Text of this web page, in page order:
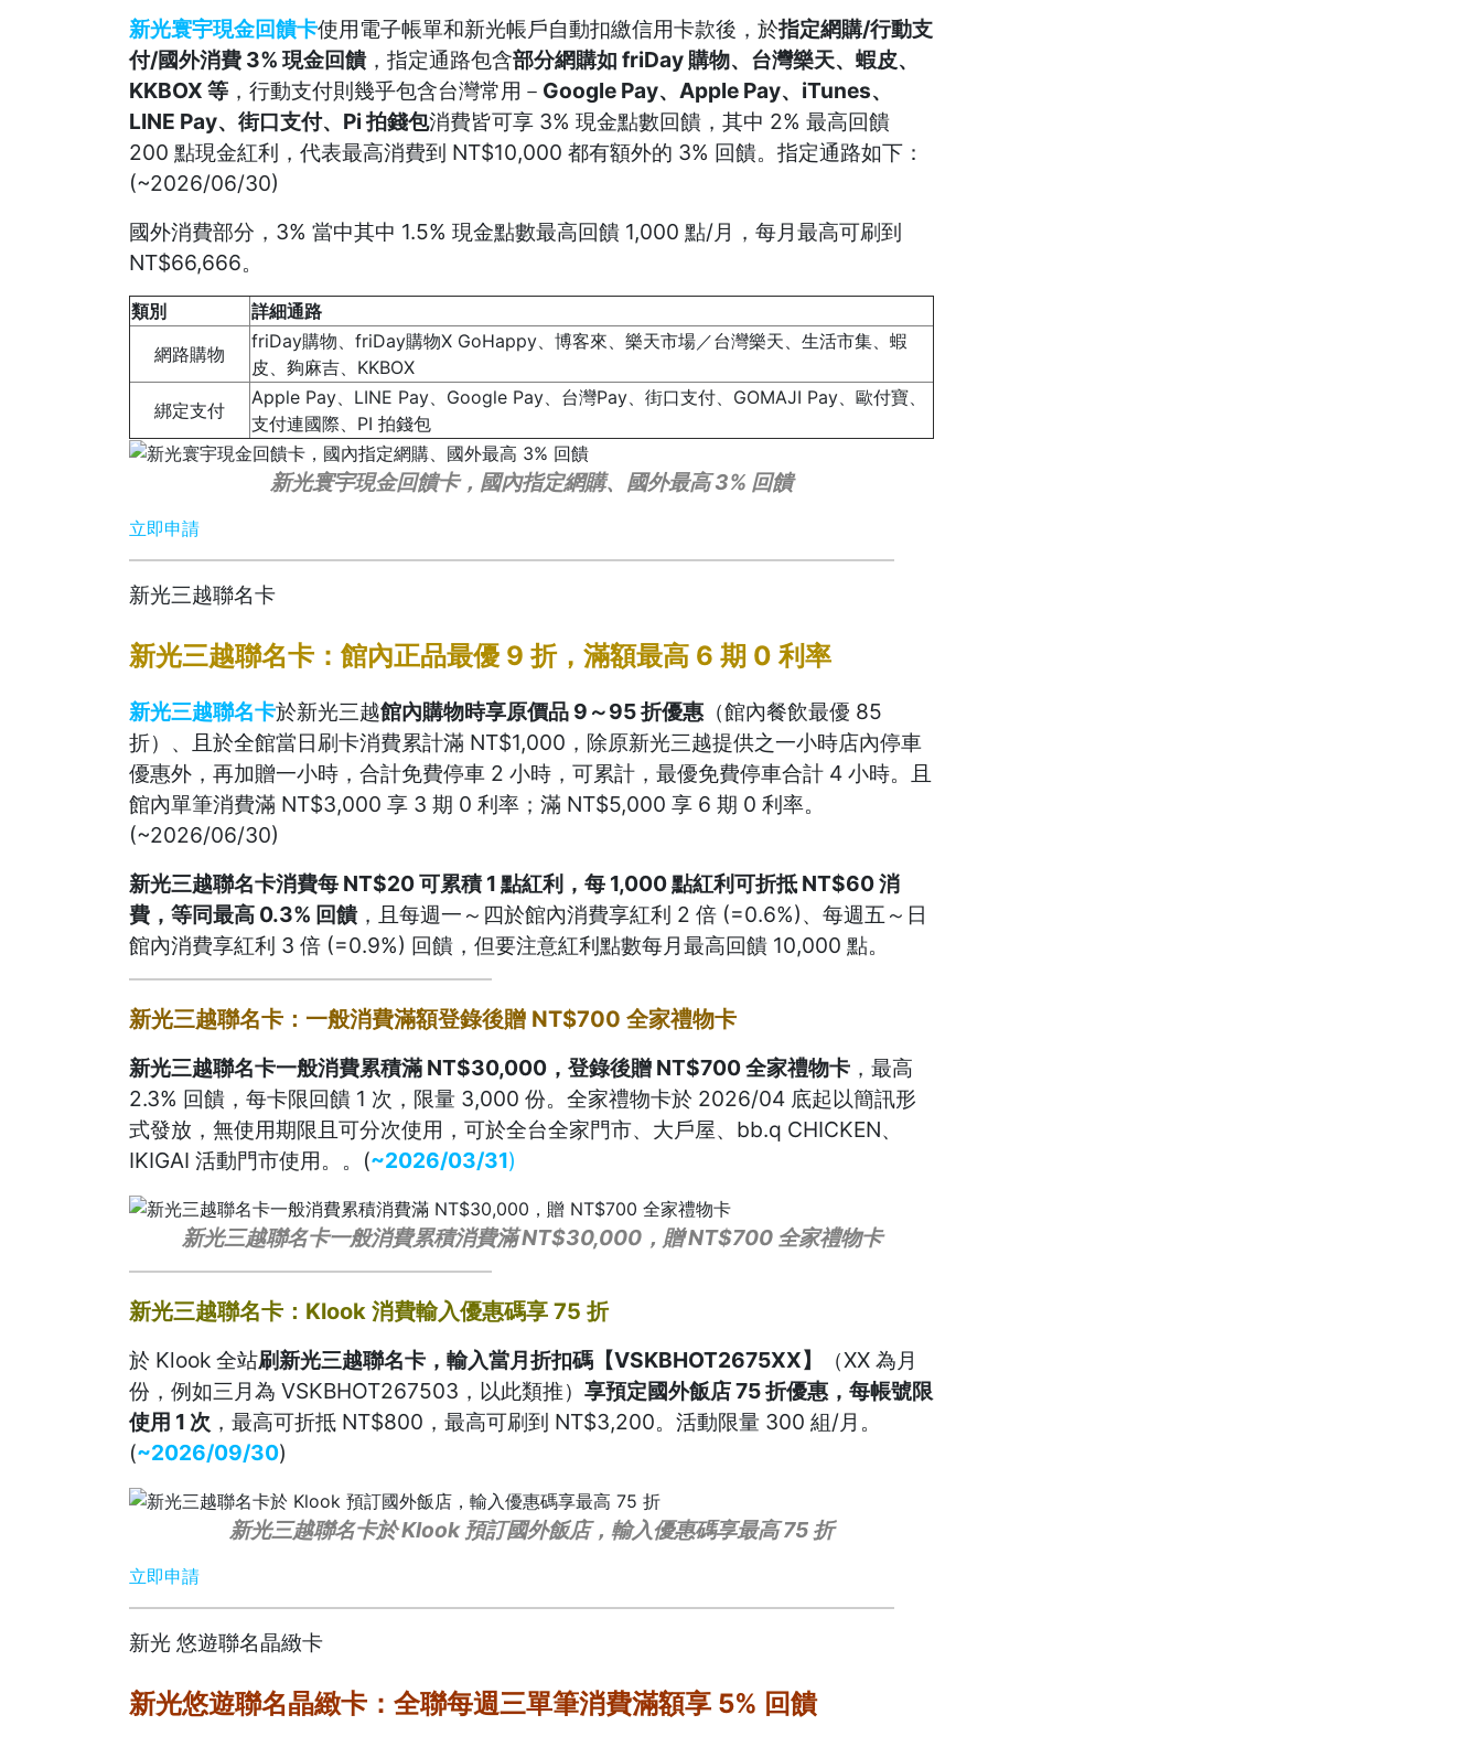
新光寰宇現金回饋卡使用電子帳單和新光帳戶自動扣繳信用卡款後，於指定網購/行動支
付/國外消費 3% 現金回饋，指定通路包含部分網購如 friDay 購物、台灣樂天、蝦皮、
KKBOX 等 ，行動支付則幾乎包含台灣常用－ Google Pay、Apple Pay、iTunes、
LINE Pay、街口支付、Pi 拍錢包消費皆可享 3% 現金點數回饋，其中 2% 最高回饋
200 點現金紅利，代表最高消費到 NT$10,000 都有額外的 3% 回饋。指定通路如下：
(~2026/06/30)
國外消費部分，3% 當中其中 1.5% 現金點數最高回饋 1,000 點/月，每月最高可刷到
NT$66,666。
類別
詳細通路
網路購物
friDay購物、friDay購物X GoHappy、博客來、樂天市場／台灣樂天、生活市集、蝦
皮、夠麻吉、KKBOX
綁定支付
Apple Pay、LINE Pay、Google Pay、台灣Pay、街口支付、GOMAJI Pay、歐付寶、
支付連國際、PI 拍錢包
新光寰宇現金回饋卡，國內指定網購、國外最高 3% 回饋
立即申請
新光三越聯名卡
新光三越聯名卡：館內正品最優 9 折，滿額最高 6 期 0 利率
新光三越聯名卡於新光三越館內購物時享原價品 9～95 折優惠 （館內餐飲最優 85
折）、且於全館當日刷卡消費累計滿 NT$1,000，除原新光三越提供之一小時店內停車
優惠外，再加贈一小時，合計免費停車 2 小時，可累計，最優免費停車合計 4 小時。
且
館內單筆消費滿 NT$3,000 享 3 期 0 利率；滿 NT$5,000 享 6 期 0 利率。
(~2026/06/30)
新光三越聯名卡消費每 NT$20 可累積 1 點紅利，每 1,000 點紅利可折抵 NT$60 消
費，等同最高 0.3% 回饋，且每週一～四於館內消費享紅利 2 倍 (=0.6%)、每週五～日
館內消費享紅利 3 倍 (=0.9%) 回饋，但要注意紅利點數每月最高回饋 10,000 點。
新光三越聯名卡：一般消費滿額登錄後贈 NT$700 全家禮物卡
新光三越聯名卡一般消費累積滿 NT$30,000，登錄後贈 NT$700 全家禮物卡 ，最高
2.3% 回饋，每卡限回饋 1 次，限量 3,000 份。全家禮物卡於 2026/04 底起以簡訊形
式發放，無使用期限且可分次使用，可於全台全家門市、大戶屋、bb.q CHICKEN、
IKIGAI 活動門市使用。。(~2026/03/31)
新光三越聯名卡一般消費累積消費滿 NT$30,000，贈 NT$700 全家禮物卡
新光三越聯名卡：Klook 消費輸入優惠碼享 75 折
於 Klook 全站刷新光三越聯名卡，輸入當月折扣碼【VSKBHOT2675XX】
（XX 為月
份，例如三月為 VSKBHOT267503，以此類推） 享預定國外飯店 75 折優惠，每帳號限
使用 1 次 ，最高可折抵 NT$800，最高可刷到 NT$3,200。活動限量 300 組/月。
(~2026/09/30)
新光三越聯名卡於 Klook 預訂國外飯店，輸入優惠碼享最高 75 折
立即申請
新光 悠遊聯名晶緻卡
新光悠遊聯名晶緻卡：全聯每週三單筆消費滿額享 5% 回饋